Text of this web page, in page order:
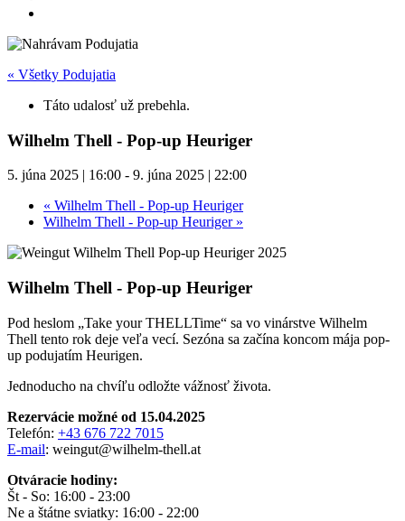
« Všetky Podujatia
Táto udalosť už prebehla.
Wilhelm Thell - Pop-up Heuriger
5. júna 2025 | 16:00 - 9. júna 2025 | 22:00
« Wilhelm Thell - Pop-up Heuriger
Wilhelm Thell - Pop-up Heuriger »
Wilhelm Thell - Pop-up Heuriger
Pod heslom „Take your THELLTime“ sa vo vinárstve Wilhelm
Thell tento rok deje veľa vecí. Sezóna sa začína koncom mája pop-
up podujatím Heurigen.
Jednoducho na chvíľu odložte vážnosť života.
Rezervácie možné od 15.04.2025
Telefón: +43 676 722 7015
E-mail: weingut@wilhelm-thell.at
Otváracie hodiny:
Št - So: 16:00 - 23:00
Ne a štátne sviatky: 16:00 - 22:00